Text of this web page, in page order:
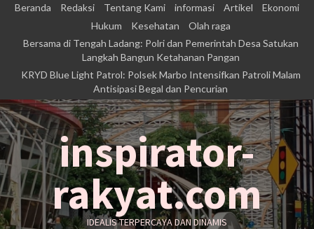
Skip
content
Beranda Redaksi Tentang Kami informasi Artikel
Ekonomi
Hukum
Kesehatan
Olah raga
Bersama di Tengah Ladang: Polri dan Pemerintah Desa Satukan
Langkah Bangun Ketahanan Pangan
KRYD Blue Light Patrol: Polsek Marbo Intensifkan Patroli Malam
Antisipasi Begal dan Pencurian
inspirator-
rakyat.com
IDEALIS TERPERCAYA DAN DINAMIS